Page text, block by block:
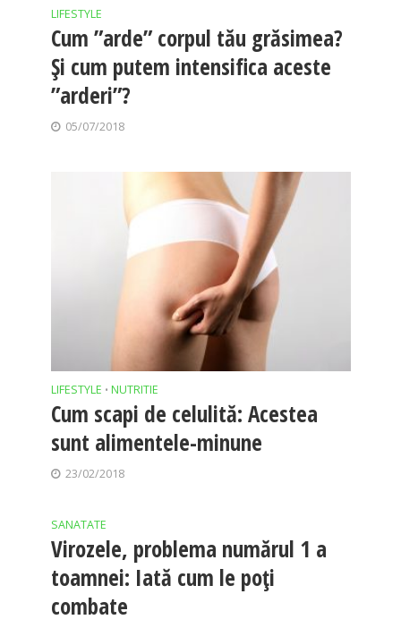
LIFESTYLE
Cum ”arde” corpul tău grăsimea?
Și cum putem intensifica aceste
”arderi”?
05/07/2018
LIFESTYLE • NUTRITIE
Cum scapi de celulită: Acestea
sunt alimentele-minune
23/02/2018
SANATATE
Virozele, problema numărul 1 a
toamnei: Iată cum le poţi
combate